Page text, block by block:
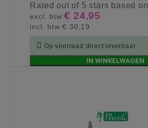
Ratedout of 5 stars based on
excl. btw€ 24,95
incl. btw€ 30,19
 Op voorraad direct leverbaar
IN WINKELWAGEN